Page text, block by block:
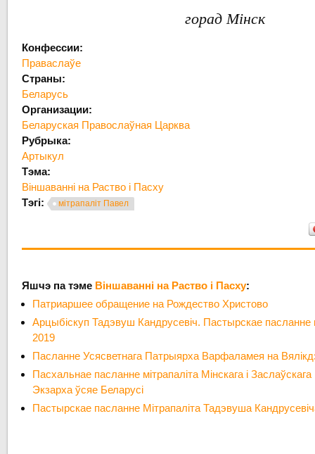
горад Мінск
Конфессии:
Праваслаўе
Страны:
Беларусь
Организации:
Беларуская Правослаўная Царква
Рубрыка:
Артыкул
Тэма:
Віншаванні на Раство і Пасху
Тэгі:
мітрапаліт Павел
Яшчэ па тэме Віншаванні на Раство і Пасху:
Патриаршее обращение на Рождество Христово
Арцыбіскуп Тадэвуш Кандрусевіч. Пастырскае
2019
Пасланне Усясветнага Патрыярха Варфаламея на
Пасхальнае пасланне мітрапаліта Мінскага і
Экзарха ўсяе Беларусі
Пастырскае пасланне Мітрапаліта Тадэвуша